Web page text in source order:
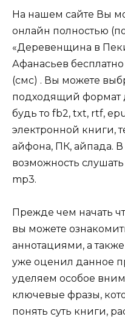
На нашем сайте Вы
онлайн полностью
«Деревенщина в
Афанасьев
(смс) . Вы можете
подходящий формат
будь то fb2, txt, rtf,
электронной книги,
айфона, ПК, айпада. В
возможность
mp3.
Прежде чем начать
вы можете
аннотациями, а также
уже оценил данное
уделяем особое
ключевые фразы,
понять суть книги,